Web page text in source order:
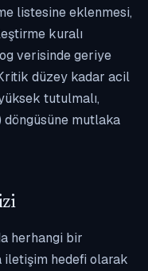
listesine eklenmesi,
kuralı
verisinde geriye
düzey kadar acil
tutulmalı,
döngüsüne mutlaka
herhangi bir
iletişim hedefi olarak